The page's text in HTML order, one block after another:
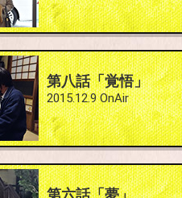
#8
第八話「覚悟」
2015.12.9 OnAir
#6
第六話「夢」